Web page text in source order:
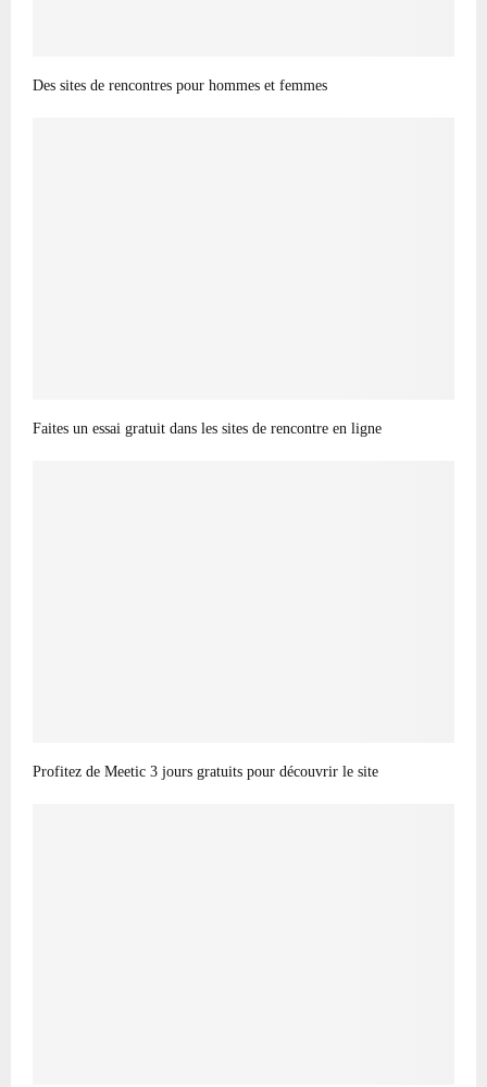
Des sites de rencontres pour hommes et femmes
Faites un essai gratuit dans les sites de rencontre en ligne
Profitez de Meetic 3 jours gratuits pour découvrir le site